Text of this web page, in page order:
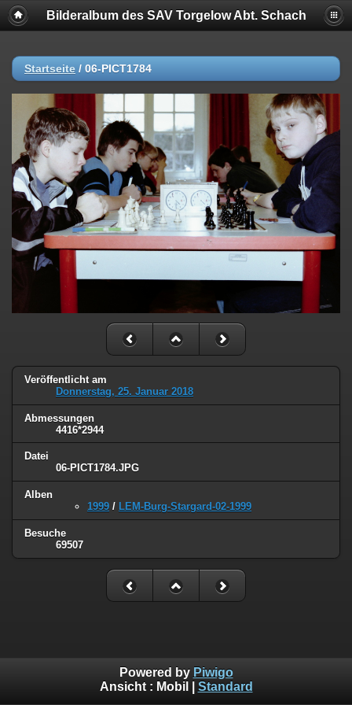
Bilderalbum des SAV Torgelow Abt. Schach
Startseite / 06-PICT1784
Veröffentlicht am
Donnerstag, 25. Januar 2018
Abmessungen
4416*2944
Datei
06-PICT1784.JPG
Alben
1999 / LEM-Burg-Stargard-02-1999
Besuche
69507
Powered by Piwigo
Ansicht : Mobil Standard